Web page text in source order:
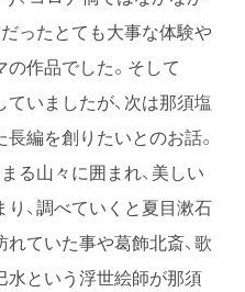
ったとても大事な体験や
作品でした。そして
いましたが、次は那須塩
編を創りたいとのお話。
る山々に囲まれ、美しい
、調べていくと夏目漱石
ていた事や葛飾北斎、歌
水という浮世絵師が那須